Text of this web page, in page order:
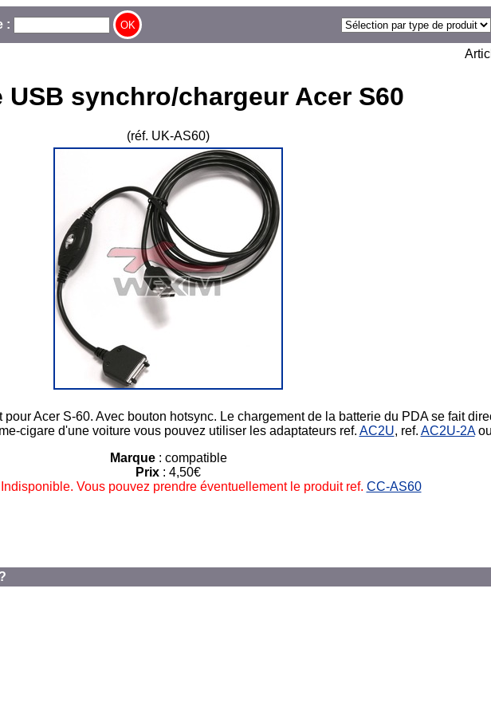
:
USB synchro/chargeur Acer S60
(réf. UK-AS60)
Acer S-60. Avec bouton hotsync. Le chargement de la batterie du PDA se fait
cigare d'une voiture vous pouvez utiliser les adaptateurs ref. AC2U, ref. AC2U-2A
Marque: compatible
Prix : 4,50€
Indisponible. Vous pouvez prendre éventuellement le produit ref. CC-AS60